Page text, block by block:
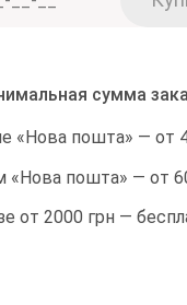
сумма
«Нова пошта» — от
«Нова пошта» — от
от 2000 грн —